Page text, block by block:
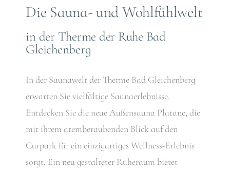
Die Sauna- und Wohlfühlwelt
in der Therme der Ruhe Bad
Gleichenberg
In der Saunawelt der Therme Bad Gleichenberg
erwarten Sie vielfältige Saunaerlebnisse.
Entdecken Sie die neue Außensauna Platane, die
mit ihrem atemberaubenden Blick auf den
Curpark für ein einzigartiges Wellness-Erlebnis
sorgt. Ein neu gestalteter Ruheraum bietet